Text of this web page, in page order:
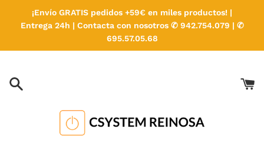
directamente
¡Envío GRATIS pedidos +59€ en miles productos! |
Entrega 24h | Contacta con nosotros ✆ 942.754.079 | ✆
695.57.05.68